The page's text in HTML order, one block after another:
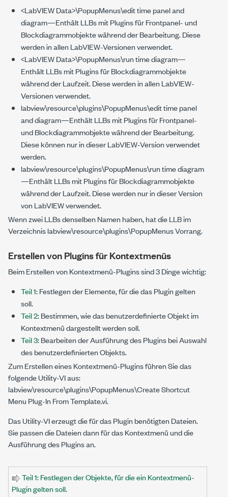
<LabVIEW Data>\PopupMenus\edit time panel and
diagram—Enthält LLBs mit Plugins für Frontpanel- und
Blockdiagrammobjekte während der Bearbeitung. Diese
werden in allen LabVIEW-Versionen verwendet.
<LabVIEW Data>\PopupMenus\run time diagram—
Enthält LLBs mit Plugins für Blockdiagrammobjekte
während der Laufzeit. Diese werden in allen LabVIEW-
Versionen verwendet.
labview\resource\plugins\PopupMenus\edit time panel
and diagram—Enthält LLBs mit Plugins für Frontpanel-
und Blockdiagrammobjekte während der Bearbeitung.
Diese können nur in dieser LabVIEW-Version verwendet
werden.
labview\resource\plugins\PopupMenus\run time diagram
—Enthält LLBs mit Plugins für Blockdiagrammobjekte
während der Laufzeit. Diese werden nur in dieser Version
von LabVIEW verwendet.
Wenn zwei LLBs denselben Namen haben, hat die LLB im
Verzeichnislabview\resource\plugins\PopupMenusVorrang.
Erstellen von Plugins für Kontextmenüs
Beim Erstellen von Kontextmenü-Plugins sind 3 Dinge wichtig:
Teil 1: Festlegen der Elemente, für die das Plugin gelten
soll.
Teil 2: Bestimmen, wie das benutzerdefinierte Objekt im
Kontextmenü dargestellt werden soll.
Teil 3: Bearbeiten der Ausführung des Plugins bei Auswahl
des benutzerdefinierten Objekts.
Zum Erstellen eines Kontextmenü-Plugins führen Sie das
folgende Utility-VI aus:
labview\resource\plugins\PopupMenus\Create Shortcut
Menu Plug-In From Template.vi.
Das Utility-VI erzeugt die für das Plugin benötigten Dateien.
Sie passen die Dateien dann für das Kontextmenü und die
Ausführung des Plugins an.
Teil 1: Festlegen der Objekte, für die ein Kontextmenü-
Plugin gelten soll.